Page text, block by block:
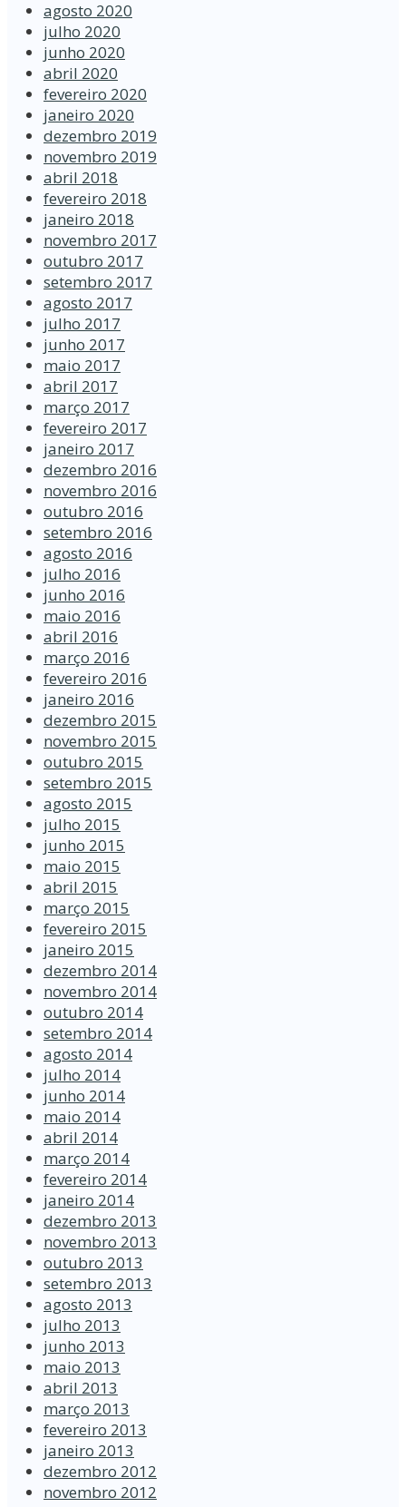
agosto 2020
julho 2020
junho 2020
abril 2020
fevereiro 2020
janeiro 2020
dezembro 2019
novembro 2019
abril 2018
fevereiro 2018
janeiro 2018
novembro 2017
outubro 2017
setembro 2017
agosto 2017
julho 2017
junho 2017
maio 2017
abril 2017
março 2017
fevereiro 2017
janeiro 2017
dezembro 2016
novembro 2016
outubro 2016
setembro 2016
agosto 2016
julho 2016
junho 2016
maio 2016
abril 2016
março 2016
fevereiro 2016
janeiro 2016
dezembro 2015
novembro 2015
outubro 2015
setembro 2015
agosto 2015
julho 2015
junho 2015
maio 2015
abril 2015
março 2015
fevereiro 2015
janeiro 2015
dezembro 2014
novembro 2014
outubro 2014
setembro 2014
agosto 2014
julho 2014
junho 2014
maio 2014
abril 2014
março 2014
fevereiro 2014
janeiro 2014
dezembro 2013
novembro 2013
outubro 2013
setembro 2013
agosto 2013
julho 2013
junho 2013
maio 2013
abril 2013
março 2013
fevereiro 2013
janeiro 2013
dezembro 2012
novembro 2012